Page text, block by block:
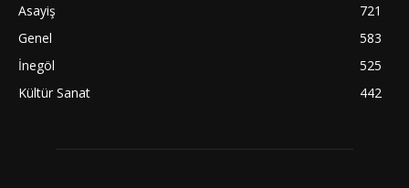
Asayiş
721
Genel
583
İnegöl
525
Kültür Sanat
442